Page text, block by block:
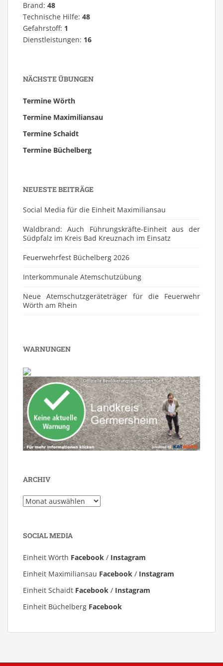
Brand: 48
Technische Hilfe: 48
Gefahrstoff: 1
Dienstleistungen: 16
NÄCHSTE ÜBUNGEN
Termine Wörth
Termine Maximiliansau
Termine Schaidt
Termine Büchelberg
NEUESTE BEITRÄGE
Social Media für die Einheit Maximiliansau
Waldbrand: Auch Führungskräfte-Einheit aus der
Südpfalz im Kreis Bad Kreuznach im Einsatz
Feuerwehrfest Büchelberg 2026
⁠Interkommunale Atemschutzübung
Neue Atemschutzgeräteträger für die Feuerwehr
Wörth am Rhein
WARNUNGEN
ARCHIV
Archiv
SOCIAL MEDIA
Einheit Wörth Facebook / Instagram
Einheit Maximiliansau Facebook / Instagram
Einheit Schaidt Facebook / Instagram
Einheit Büchelberg Facebook